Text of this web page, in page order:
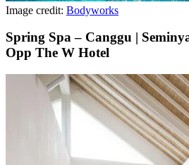
Image credit: Bodyworks
Spring Spa – Canggu |
Opp The W Hotel